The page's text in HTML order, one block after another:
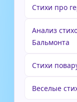
Стихи про
Анализ
Бальмонта
Стихи
Веселые